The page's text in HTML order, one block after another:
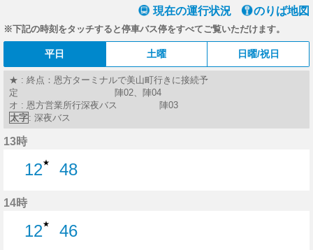
現在の運行状況 のりば地図
※下記の時刻をタッチすると停車バス停をすべてご覧いただけます。
平日 土曜 日曜/祝日
★ : 終点：恩方ターミナルで美山町行きに接続予
定 陣02、陣04
オ : 恩方営業所行深夜バス 陣03
太字: 深夜バス
13時
12★
48
14時
12★
46